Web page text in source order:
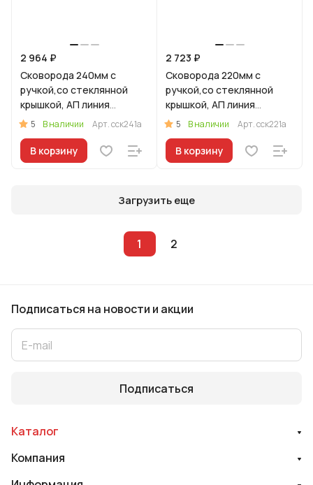
2 964 ₽
Сковорода 240мм с
ручкой,со стеклянной
крышкой, АП линия
"Стелла"(капучино)
5 В наличии Арт.сск241а
В корзину
2 723 ₽
Сковорода 220мм с
ручкой,со стеклянной
крышкой, АП линия
"Стелла"(капучино)
5 В наличии Арт.сск221а
В корзину
Загрузить еще
1 2
Подписаться на новости и акции
Подписаться
Каталог
Компания